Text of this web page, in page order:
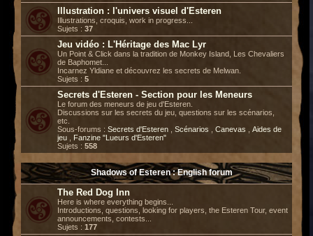
Illustration : l'univers visuel d'Esteren
Illustrations, croquis, work in progress...
Sujets : 37
Jeu vidéo : L'Héritage des Mac Lyr
Un Point & Click dans la tradition de Monkey Island, Les Chevaliers
de Baphomet...
Incarnez Yldiane et découvrez les secrets de Melwan.
Sujets : 5
Secrets d'Esteren - Section pour les Meneurs
Le forum des meneurs de jeu d'Esteren.
Discussions sur les secrets du jeu, questions sur les scénarios,
etc.
Sous-forums : Secrets d'Esteren Scénarios Canevas
Aides de
jeu
Fanzine "Lueurs d'Esteren"
Sujets : 558
Shadows of Esteren : English forum
The Red Dog Inn
Here is where everything begins...
Introductions, questions, looking for players, the Esteren Tour, event
announcements, contests...
Sujets : 177